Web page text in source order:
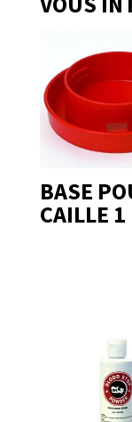
BASE
CAILLE 1